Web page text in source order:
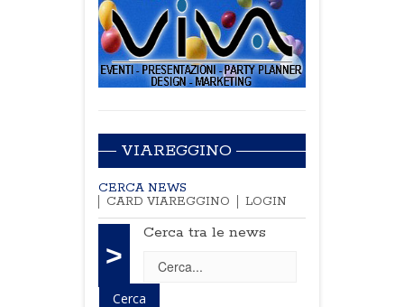
VIAREGGINO
CERCA NEWS
CARD VIAREGGINO
LOGIN
>
Cerca tra le news